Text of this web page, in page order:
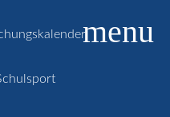
menu